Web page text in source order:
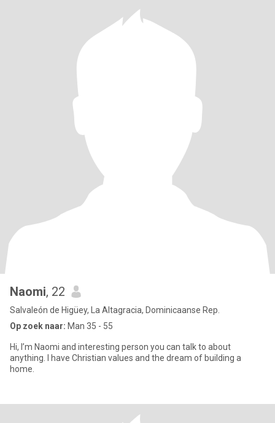
Naomi, 22
Salvaleón de Higüey, La Altagracia, Dominicaanse Rep.
Op zoek naar: Man 35 - 55
Hi, I’m Naomi and interesting person you can talk to about
anything. I have Christian values and the dream of building a
home.